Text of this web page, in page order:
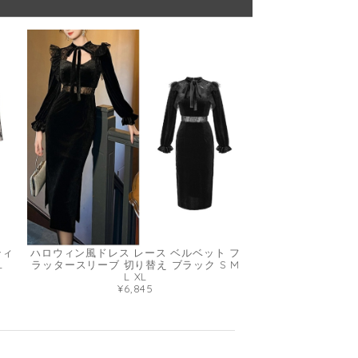
ハロウィン風ドレス レース ベルベット フ
ラッタースリーブ 切り替え ブラック S M
L XL
¥6,845